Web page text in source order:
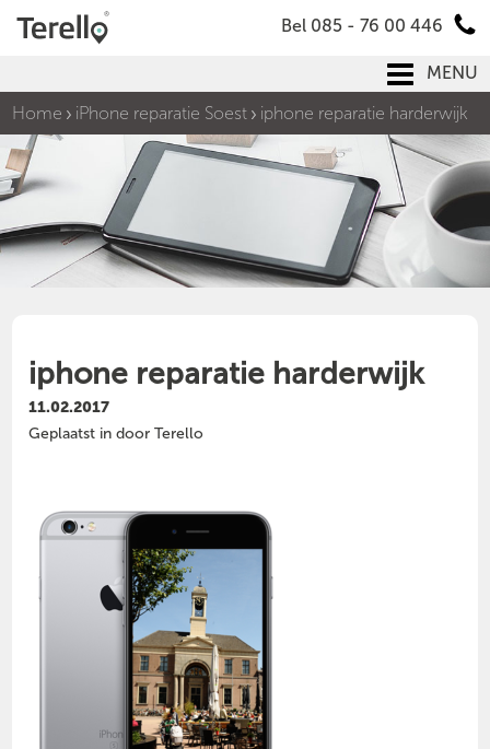
Bel 085 - 76 00 446
MENU
Home
iPhone reparatie Soest iphone reparatie harderwijk
iphone reparatie harderwijk
11.02.2017
Geplaatst in door Terello